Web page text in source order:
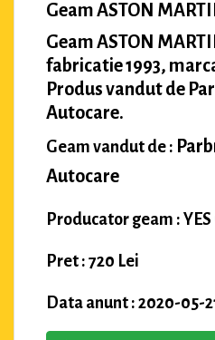
Geam ASTON
Geam ASTON
fabricatie 1993,
Produs vandut de
Autocare.
Geam vandut de :
Autocare
Producator geam : YES
Pret : 720 Lei
Data anunt : 2020-05-